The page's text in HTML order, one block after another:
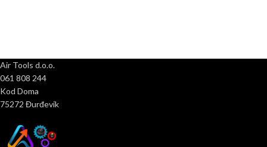
Air Tools d.o.o.
061 808 244
Kod Doma
75272 Đurđevik